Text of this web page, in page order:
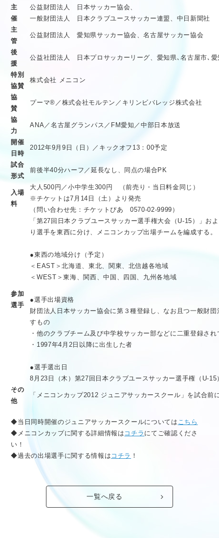
主
催
公益財団法人 日本サッカー協会、
一般財団法人 日本クラブユースサッカー連盟、中日新聞社
主
管
公益財団法人 愛知県サッカー協会、名古屋サッカー協会
後
援
公益社団法人 日本プロサッカーリーグ、愛知県､名古屋市､
特別
協賛
株式会社 メニコン
協
賛
プーマ®／株式会社モルテン／キリンビバレッジ株式会社
協
力
ANA／名古屋グランパス／FM愛知／中部日本放送
開催
日時
2012年9月9日（日）／キックオフ13：00予定
試合
形式
前後半40分ハーフ／延長なし、同点の場合PK
入場
料
大人500円／小中学生300円 （前売り・当日料金同じ）
※チケットは7月14日（土）より発売
（問い合わせ先：チケットぴあ 0570-02-9999）
参加
選手
「第27回日本クラブユースサッカー選手権大会（U-15）」
り選手を東西に分け、メニコンカップ出場チームを編成する。
●東西の地域分け（予定）
＜EAST＞北海道、東北、関東、北信越各地域
＜WEST＞東海、関西、中国、四国、九州各地域
●選手出場資格
財団法人日本サッカー協会に第３種登録し、なお且つ一般財
すもの
・他のクラブチーム及び中学校サッカー部などに二重登録さ
・1997年4月2日以降に出生した者
●選手選出日
8月23日（木）第27回日本クラブユースサッカー選手権（U-
その
他
「メニコンカップ2012 ジュニアサッカースクール」を試合前
◆当日同時開催のジュニアサッカースクールについては こちら
◆メニコンカップに関する詳細情報は コチラ にてご確認くださ
い！
◆過去の出場選手に関する情報は コチラ ！
一覧へ戻る